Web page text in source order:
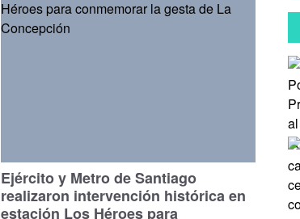
Ejército y Metro de Santiago
realizaron intervención histórica en
estación Los Héroes para